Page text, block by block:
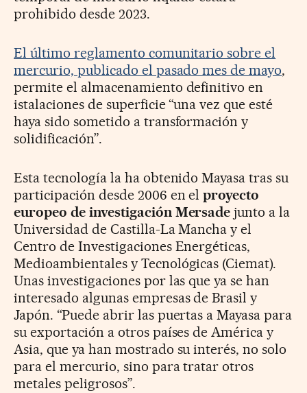
prohibido desde 2023.
El último reglamento comunitario sobre el
mercurio, publicado el pasado mes de mayo,
permite el almacenamiento definitivo en
istalaciones de superficie “una vez que esté
haya sido sometido a transformación y
solidificación”.
Esta tecnología la ha obtenido Mayasa tras su
participación desde 2006 en elproyecto
europeo de investigación Mersade junto a la
Universidad de Castilla-La Mancha y el
Centro de Investigaciones Energéticas,
Medioambientales y Tecnológicas (Ciemat).
Unas investigaciones por las que ya se han
interesado algunas empresas de Brasil y
Japón. “Puede abrir las puertas a Mayasa para
su exportación a otros países de América y
Asia, que ya han mostrado su interés, no solo
para el mercurio, sino para tratar otros
metales peligrosos”.